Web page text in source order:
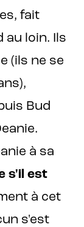
fait
au loin. Ils
(ils ne se
Bud
à sa
s'il est
à cet
s'est